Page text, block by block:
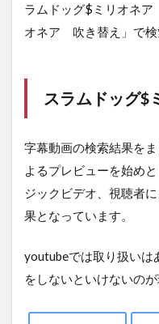
ラムドッグ$ミリオネ
オネア 吹き替え」で検
スラムドッグ$
字幕動画の検索結果を
よるプレビューを始め
ジックビデオ、視聴者
果となっています。
youtubeでは取り扱いは
をしないといけないの